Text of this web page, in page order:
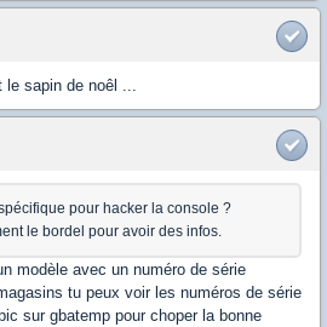
sapin de noêl ...
pour hacker la console ?
le bordel pour avoir des infos.
modèle avec un numéro de série
tu peux voir les numéros de série
sur gbatemp pour choper la bonne